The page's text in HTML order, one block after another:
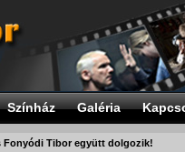
Színház Galéria
Fonyódi Tibor együtt dolgozik!